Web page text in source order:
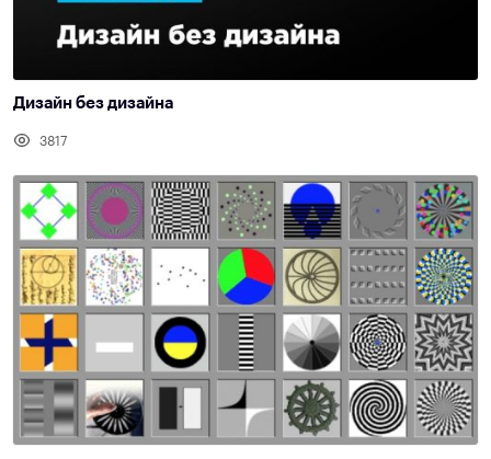
Дизайн без дизайна
3817